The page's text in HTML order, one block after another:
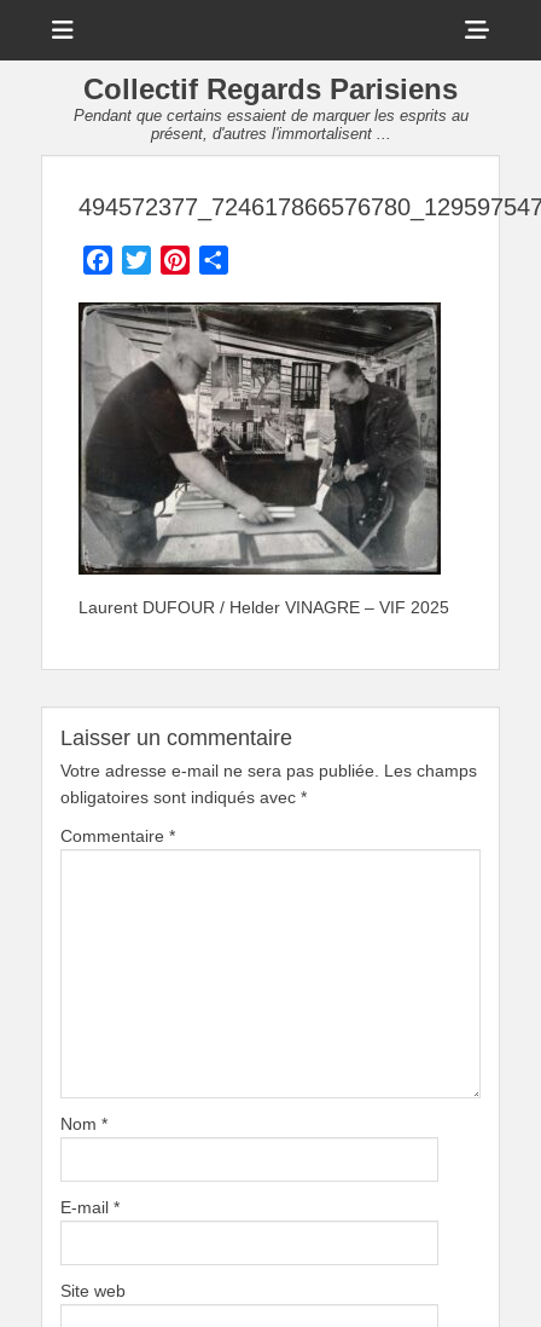
Collectif Regards Parisiens
Pendant que certains essaient de marquer les esprits au
présent, d'autres l'immortalisent ...
Facebook
TwitterPinterest
Laurent DUFOUR / Helder VINAGRE – VIF 2025
Laisser un commentaire
Votre adresse e-mail ne sera pas publiée.
Les champs
obligatoires sont indiqués avec *
Commentaire *
Nom *
E-mail *
Site web